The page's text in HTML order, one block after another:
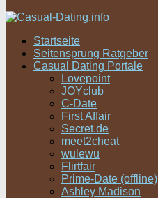
Startseite
Seitensprung Ratgeber
Casual Dating Portale
Lovepoint
JOYclub
C-Date
First Affair
Secret.de
meet2cheat
wulewu
Flirtfair
Prime-Date (offline)
Ashley Madison